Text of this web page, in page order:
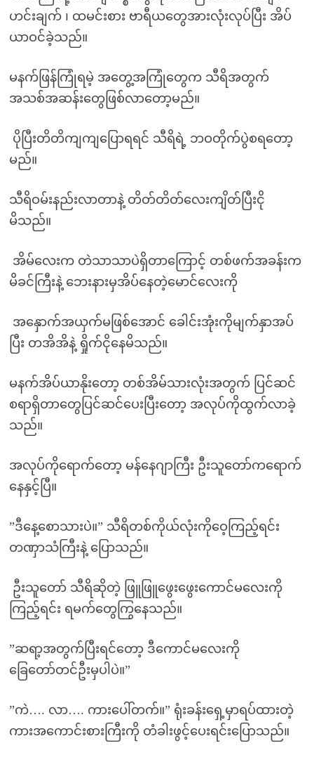
ဟင်းချက် ၊ ထမင်းစား ဗာရီယတွေအားလုံးလုပ်ပြီး အိပ်
ယာဝင်ခဲ့သည်။
မနက်ဖြန်ကြုံရမဲ့ အတွေ့အကြုံတွေက သီရိအတွက်
အသစ်အဆန်းတွေဖြစ်လာတော့မည်။
ပိုပြီးတိတိကျကျပြောရရင် သီရိရဲ့ ဘဝတိုက်ပွဲစရတော့
မည်။
သီရိဝမ်းနည်းလာတာနဲ့ တိတ်တိတ်လေးကျိတ်ပြီးငို
မိသည်။
အိမ်လေးက တဲသာသာပဲရှိတာကြောင့် တစ်ဖက်အခန်းက
မိခင်ကြီးနဲ့ ဘေးနားမှအိပ်နေတဲ့မောင်လေးကို
အနှောက်အယှက်မဖြစ်အောင် ခေါင်းအုံးကိုမျက်နှာအပ်
ပြီး တအိအိနဲ့ ရှိုက်ငိုနေမိသည်။
မနက်အိပ်ယာနိုးတော့ တစ်အိမ်သားလုံးအတွက် ပြင်ဆင်
စရာရှိတာတွေပြင်ဆင်ပေးပြီးတော့ အလုပ်ကိုထွက်လာခဲ့
သည်။
အလုပ်ကိုရောက်တော့ မန်နေဂျာကြီး ဦးသူတော်ကရောက်
နေနှင့်ပြီ။
”ဒီနေ့စောသားပဲ။” သီရိတစ်ကိုယ်လုံးကိုဝေ့ကြည့်ရင်း
တဏှာသံကြီးနဲ့ ပြောသည်။
ဦးသူတော် သီရိဆိုတဲ့ ဖြူဖြူဖွေးဖွေးကောင်မလေးကို
ကြည့်ရင်း ရမက်တွေကြွနေသည်။
”ဆရာ့အတွက်ပြီးရင်တော့ ဒီကောင်မလေးကို
ခြေတော်တင်ဦးမှပါပဲ။”
”ကဲ…. လာ…. ကားပေါ်တက်။” ရုံးခန်းရှေ့မှာရပ်ထားတဲ့
ကားအကောင်းစားကြီးကို တံခါးဖွင့်ပေးရင်းပြောသည်။